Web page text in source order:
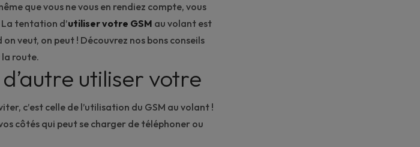
que vous ne vous en rendiez compte, vous
tentation d’utiliser votre GSM au volant est
veut, on peut ! Découvrez nos bons conseils
la route.
d’autre utiliser votre
c’est celle de l’utilisation du GSM au volant !
côtés qui peut se charger de téléphoner ou